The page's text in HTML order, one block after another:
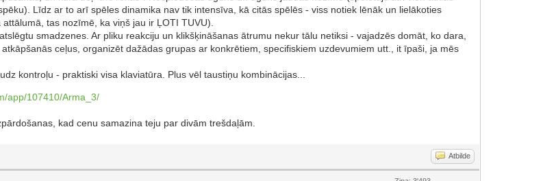
Līdz ar to arī spēles dinamika nav tik intensīva, kā citās spēlēs - viss notiek lēnāk un lielākoties
tas nozīmē, ka viņš jau ir ĻOTI TUVU).
smadzenes. Ar pliku reakciju un klikšķināšanas ātrumu nekur tālu netiksi - vajadzēs domāt, ko dara,
ceļus, organizēt dažādas grupas ar konkrētiem, specifiskiem uzdevumiem utt., it īpaši, ja mēs
kontroļu - praktiski visa klaviatūra. Plus vēl taustiņu kombinācijas...
app/107410/Arma_3/
kad cenu samazina teju par divām trešdaļām.
Atbilde